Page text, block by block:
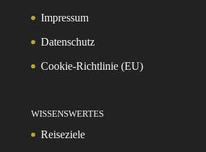
Impressum
Datenschutz
Cookie-Richtlinie (EU)
WISSENSWERTES
Reiseziele